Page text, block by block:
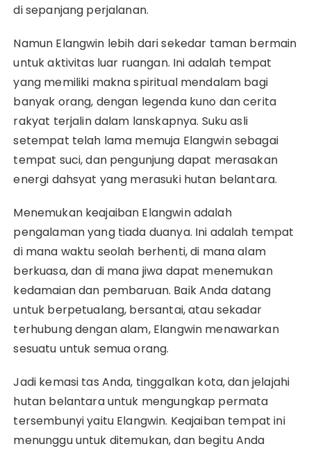
di sepanjang perjalanan.
Namun Elangwin lebih dari sekedar taman bermain
untuk aktivitas luar ruangan. Ini adalah tempat
yang memiliki makna spiritual mendalam bagi
banyak orang, dengan legenda kuno dan cerita
rakyat terjalin dalam lanskapnya. Suku asli
setempat telah lama memuja Elangwin sebagai
tempat suci, dan pengunjung dapat merasakan
energi dahsyat yang merasuki hutan belantara.
Menemukan keajaiban Elangwin adalah
pengalaman yang tiada duanya. Ini adalah tempat
di mana waktu seolah berhenti, di mana alam
berkuasa, dan di mana jiwa dapat menemukan
kedamaian dan pembaruan. Baik Anda datang
untuk berpetualang, bersantai, atau sekadar
terhubung dengan alam, Elangwin menawarkan
sesuatu untuk semua orang.
Jadi kemasi tas Anda, tinggalkan kota, dan jelajahi
hutan belantara untuk mengungkap permata
tersembunyi yaitu Elangwin. Keajaiban tempat ini
menunggu untuk ditemukan, dan begitu Anda